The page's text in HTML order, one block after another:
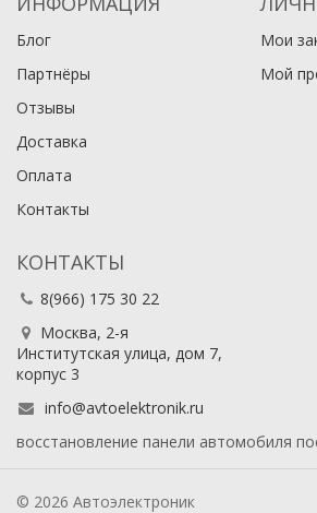
Блог
Партнёры
Отзывы
Доставка
Оплата
Контакты
Мои
Мой
КОНТАКТЫ
8(966) 175 30 22
Москва, 2-я
Институтская улица, дом 7,
корпус 3
info@avtoelektronik.ru
восстановление панели автомобиля
© 2026 Автоэлектроник